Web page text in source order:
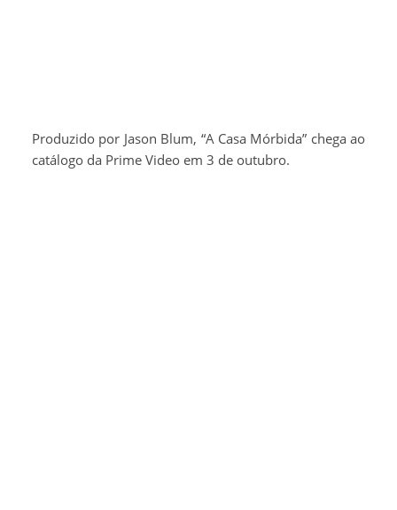
Produzido por Jason Blum, “A Casa Mórbida” chega ao
catálogo da Prime Video em 3 de outubro.